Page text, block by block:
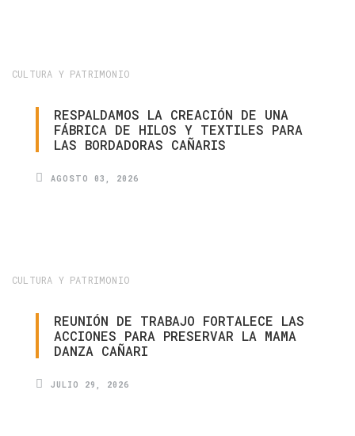
CULTURA Y PATRIMONIO
RESPALDAMOS LA CREACIÓN DE UNA
FÁBRICA DE HILOS Y TEXTILES PARA
LAS BORDADORAS CAÑARIS
AGOSTO 03, 2026
CULTURA Y PATRIMONIO
REUNIÓN DE TRABAJO FORTALECE LAS
ACCIONES PARA PRESERVAR LA MAMA
DANZA CAÑARI
JULIO 29, 2026